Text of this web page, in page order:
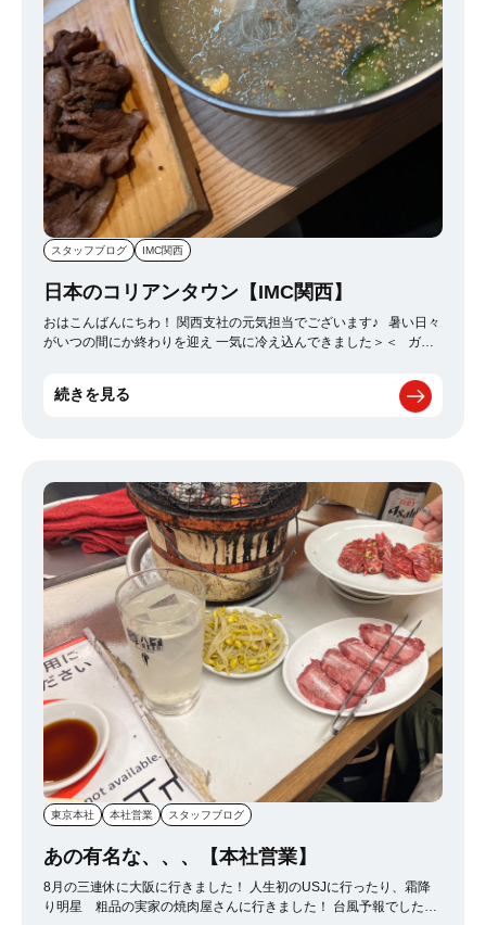
スタッフブログ IMC関西
日本のコリアンタウン【IMC関西】
おはこんばんにちわ！ 関西支社の元気担当でございます♪ 暑い日々
がいつの間にか終わりを迎え 一気に冷え込んできました＞＜ ガク
名どころ♪ 韓国料理をはじめ最近人気の韓国コスメも勢揃いで、老
＾ こちらサービスで！って韓国のりまで貰っちゃいました♪ 暑い
日々が終わって、秋を感じ始めた今日この頃、お出かけ日和が増え
てきているので 皆さんもフラッと足を延ばしてみるのもいいかもし
れません＾＾
続きを見る
東京本社 本社営業 スタッフブログ
あの有名な、、、【本社営業】
8月の三連休に大阪に行きました！ 人生初のUSJに行ったり、霜降
り明星 粗品の実家の焼肉屋さんに行きました！ 台風予報でした